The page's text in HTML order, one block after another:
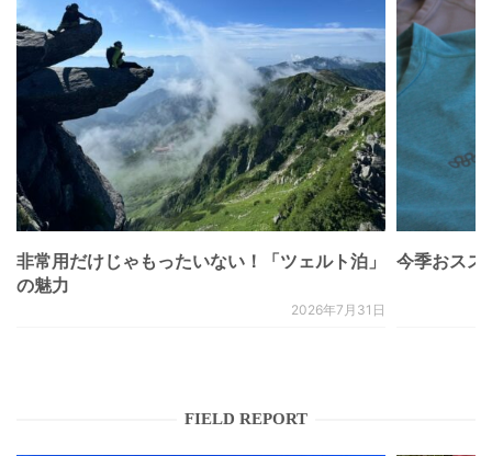
非常用だけじゃもったいない！「ツェルト泊」
の魅力
2026年7月31日
今季おスス
FIELD REPORT